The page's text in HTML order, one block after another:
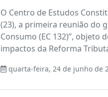
O Centro de Estudos
(23), a primeira reunião do
Consumo (EC 132)”, objeto
impactos da Reforma
quarta-feira, 24 de junho de